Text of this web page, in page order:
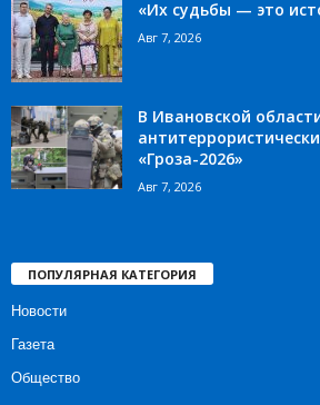
«Их судьбы — это
Авг 7, 2026
В Ивановской
«Гроза-2026»
Авг 7, 2026
ПОПУЛЯРНАЯ КАТЕГОРИЯ
Новости
Газета
Общество